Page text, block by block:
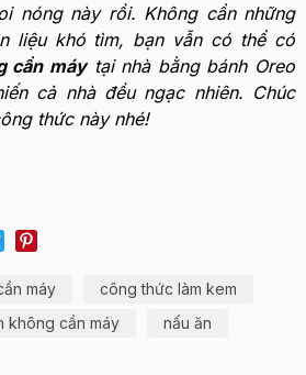
nóng này rồi. Không cần những
liệu khó tìm, bạn vẫn có thể có
cần máytại nhà bằng bánh Oreo
cả nhà đều ngạc nhiên. Chúc
thức này nhé!
máy
công thức làm kem
không cần máy nấu ăn